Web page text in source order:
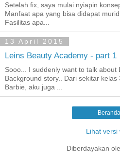
Setelah fix, saya mulai nyiapin
Manfaat apa yang bisa didapat
Fasilitas apa...
13 April 2015
Leins Beauty Academy - part 1
Sooo... I suddenly want to talk about
Background story.. Dari sekitar kelas
Barbie, aku juga ...
Beranda
Lihat versi
Diberdayakan